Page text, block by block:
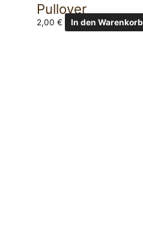
Pullover
2,00€ In den Warenkorb